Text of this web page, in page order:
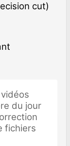
cut)
du jour
fichiers